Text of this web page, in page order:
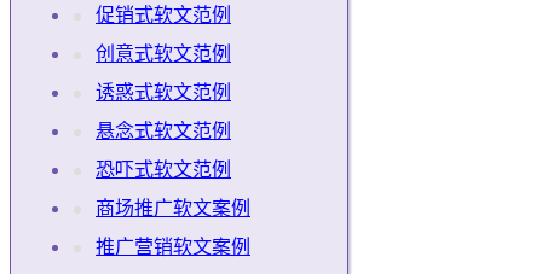
促销式软文范例
创意式软文范例
诱惑式软文范例
悬念式软文范例
恐吓式软文范例
商场推广软文案例
推广营销软文案例